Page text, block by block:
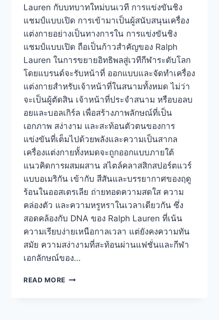
Lauren กับบทบาทใหม่บนเวที การแข่งขันชิง
แชมป์แบบเปิด การเข้ามาเป็นผู้สนับสนุนเครื่อง
แต่งกายอย่างเป็นทางการใน การแข่งขันชิง
แชมป์แบบเปิด ถือเป็นก้าวสำคัญของ Ralph
Lauren ในการขยายอิทธิพลสู่เวทีกีฬาระดับโลก
โดยแบรนด์จะรับหน้าที่ ออกแบบและจัดทำเครื่อง
แต่งกายสำหรับเจ้าหน้าที่ในสนามทั้งหมด ไม่ว่า
จะเป็นผู้ตัดสิน เจ้าหน้าที่ประจำสนาม หรือบอลบ
อยและบอลเกิร์ล เพื่อสร้างภาพลักษณ์ที่เป็น
เอกภาพ สง่างาม และสะท้อนตัวตนของการ
แข่งขันที่เต็มไปด้วยพลังและความเป็นสากล
เครื่องแต่งกายทั้งหมดจะถูกออกแบบภายใต้
แนวคิดการผสมผสาน สไตล์คลาสสิกสปอร์ตแวร์
แบบอเมริกัน เข้ากับ สีสันและบรรยากาศของฤดู
ร้อนในออสเตรเลีย ถ่ายทอดความสดใส ความ
คล่องตัว และความหรูหราในเวลาเดียวกัน ซึ่ง
สอดคล้องกับ DNA ของ Ralph Lauren ที่เน้น
ความเรียบง่ายเหนือกาลเวลา แต่ยังคงความทัน
สมัย ความสง่างามที่สะท้อนผ่านแฟชั่นและกีฬา
เอกลักษณ์ของ…
READ MORE RALPH